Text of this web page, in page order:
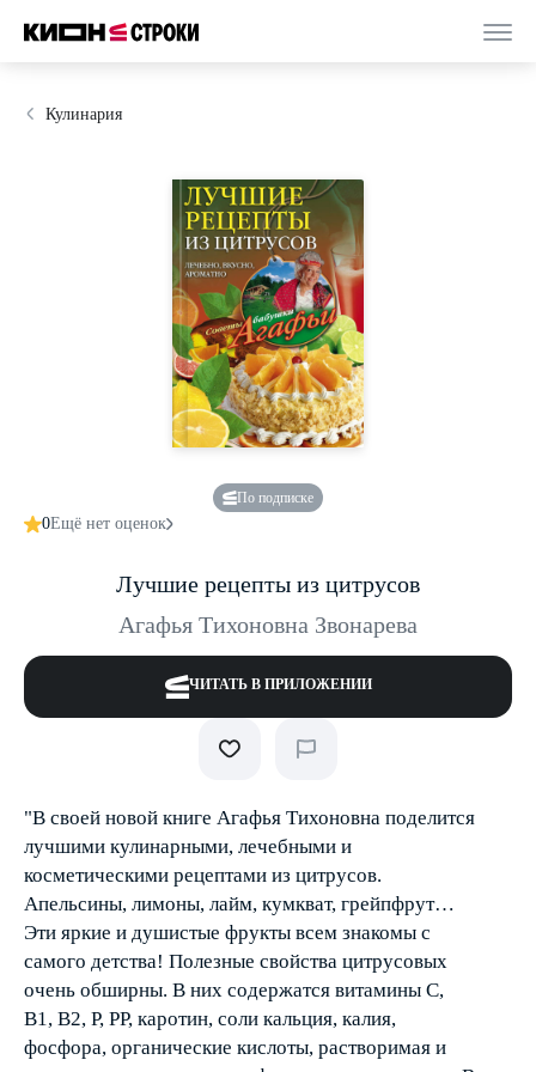
Кулинария
По подписке
0Ещё нет оценок
Лучшие рецепты из цитрусов
Агафья Тихоновна Звонарева
ЧИТАТЬ В ПРИЛОЖЕНИИ
"В своей новой книге Агафья Тихоновна поделится
лучшими кулинарными, лечебными и
косметическими рецептами из цитрусов.
Апельсины, лимоны, лайм, кумкват, грейпфрут…
Эти яркие и душистые фрукты всем знакомы с
самого детства! Полезные свойства цитрусовых
очень обширны. В них содержатся витамины С,
В1, В2, Р, РР, каротин, соли кальция, калия,
фосфора, органические кислоты, растворимая и